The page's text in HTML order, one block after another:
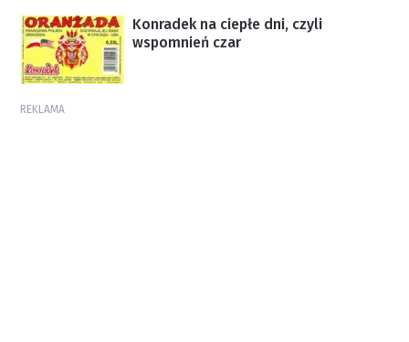
Konradek na ciepłe dni, czyli
wspomnień czar
REKLAMA